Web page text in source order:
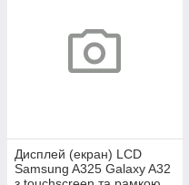
Дисплей (екран) LCD
Samsung A325 Galaxy A32